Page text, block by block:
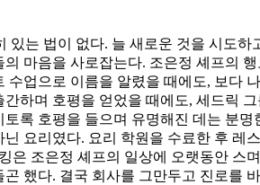
는 법이 없다. 늘 새로운 것을 시도하
마음을 사로잡는다. 조은정 셰프의
업으로 이름을 알렸을 때에도, 보다
하며 호평을 얻었을 때에도, 세드릭
록 호평을 들으며 유명해진 데는 분
요리였다. 요리 학원을 수료한 후 레
조은정 셰프의 일상에 오랫동안 스
했다. 결국 회사를 그만두고 진로를